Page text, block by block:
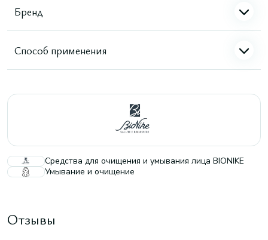
Бренд
Способ применения
Средства для очищения и умывания лица BIONIKE
Умывание и очищение
Отзывы